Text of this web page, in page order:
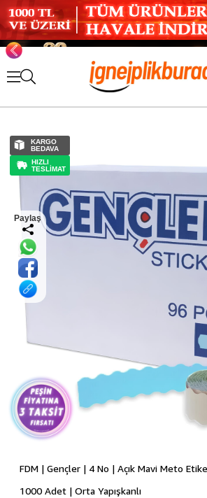
KARGO
BEDAVA
HIZLI
TESLİMAT
Paylaş
FDM | Gençler | 4 No | Açık Mavi Meto
1000 Adet | Orta Yapışkanlı